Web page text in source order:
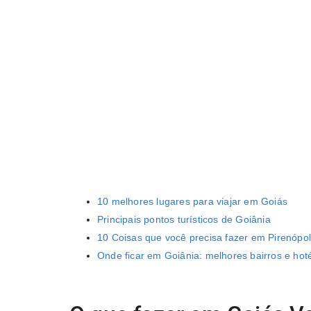
10 melhores lugares para viajar em Goiás
Principais pontos turísticos de Goiânia
10 Coisas que você precisa fazer em
Onde ficar em Goiânia: melhores bairros e